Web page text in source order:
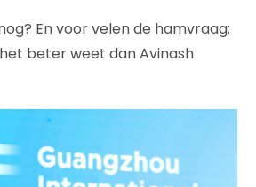
En voor velen de hamvraag:
beter weet dan Avinash